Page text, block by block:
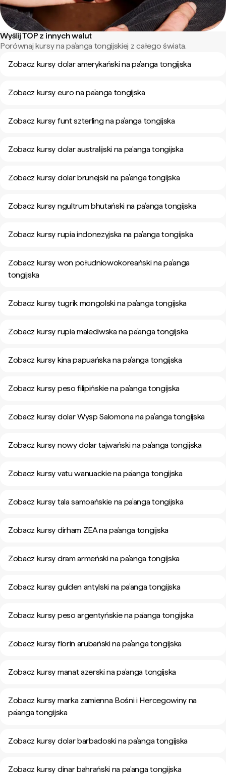
Wyślij TOP z innych walut
Porównaj kursy na pa’anga tongijskiej z całego świata.
Zobacz kursy dolar amerykański na pa’anga tongijska
Zobacz kursy euro na pa’anga tongijska
Zobacz kursy funt szterling na pa’anga tongijska
Zobacz kursy dolar australijski na pa’anga tongijska
Zobacz kursy dolar brunejski na pa’anga tongijska
Zobacz kursy ngultrum bhutański na pa’anga tongijska
Zobacz kursy rupia indonezyjska na pa’anga tongijska
Zobacz kursy won południowokoreański na pa’anga
tongijska
Zobacz kursy tugrik mongolski na pa’anga tongijska
Zobacz kursy rupia malediwska na pa’anga tongijska
Zobacz kursy kina papuańska na pa’anga tongijska
Zobacz kursy peso filipińskie na pa’anga tongijska
Zobacz kursy dolar Wysp Salomona na pa’anga tongijska
Zobacz kursy nowy dolar tajwański na pa’anga tongijska
Zobacz kursy vatu wanuackie na pa’anga tongijska
Zobacz kursy tala samoańskie na pa’anga tongijska
Zobacz kursy dirham ZEA na pa’anga tongijska
Zobacz kursy dram armeński na pa’anga tongijska
Zobacz kursy gulden antylski na pa’anga tongijska
Zobacz kursy peso argentyńskie na pa’anga tongijska
Zobacz kursy florin arubański na pa’anga tongijska
Zobacz kursy manat azerski na pa’anga tongijska
Zobacz kursy marka zamienna Bośni i Hercegowiny na
pa’anga tongijska
Zobacz kursy dolar barbadoski na pa’anga tongijska
Zobacz kursy dinar bahrański na pa’anga tongijska